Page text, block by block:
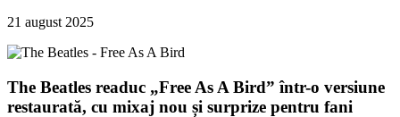
21 august 2025
The Beatles readuc „Free As A Bird” într-o versiune
restaurată, cu mixaj nou și surprize pentru fani